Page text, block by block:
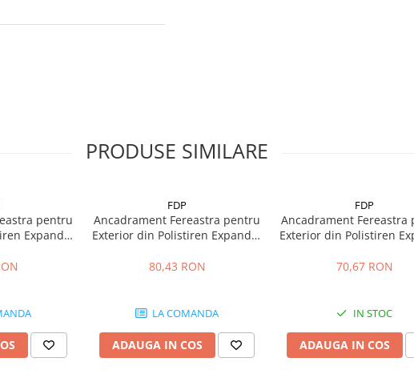
PRODUSE SIMILARE
pentru
Expandat
2 m
FDP
Ancadrament Fereastra pentru
Exterior din Polistiren Expandat
x L 50mm, Lungime 2 m
80,43 RON
LA COMANDA
ADAUGA IN COS
FDP
Ancadrament Fereastra
Exterior din Polistiren
x L 40mm, Lungime
70,67 RON
IN STOC
ADAUGA IN COS